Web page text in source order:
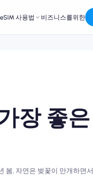
eSIM 사용법 비즈니스를위한
장 좋
봄, 자연은 벚꽃이 만개하면